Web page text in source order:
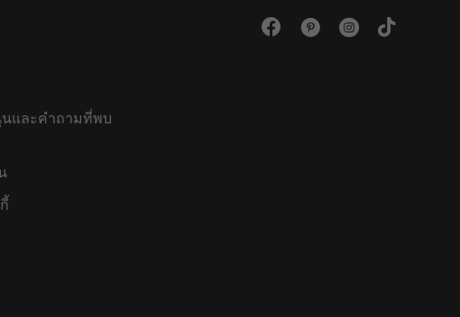
และคำถามที่พบ